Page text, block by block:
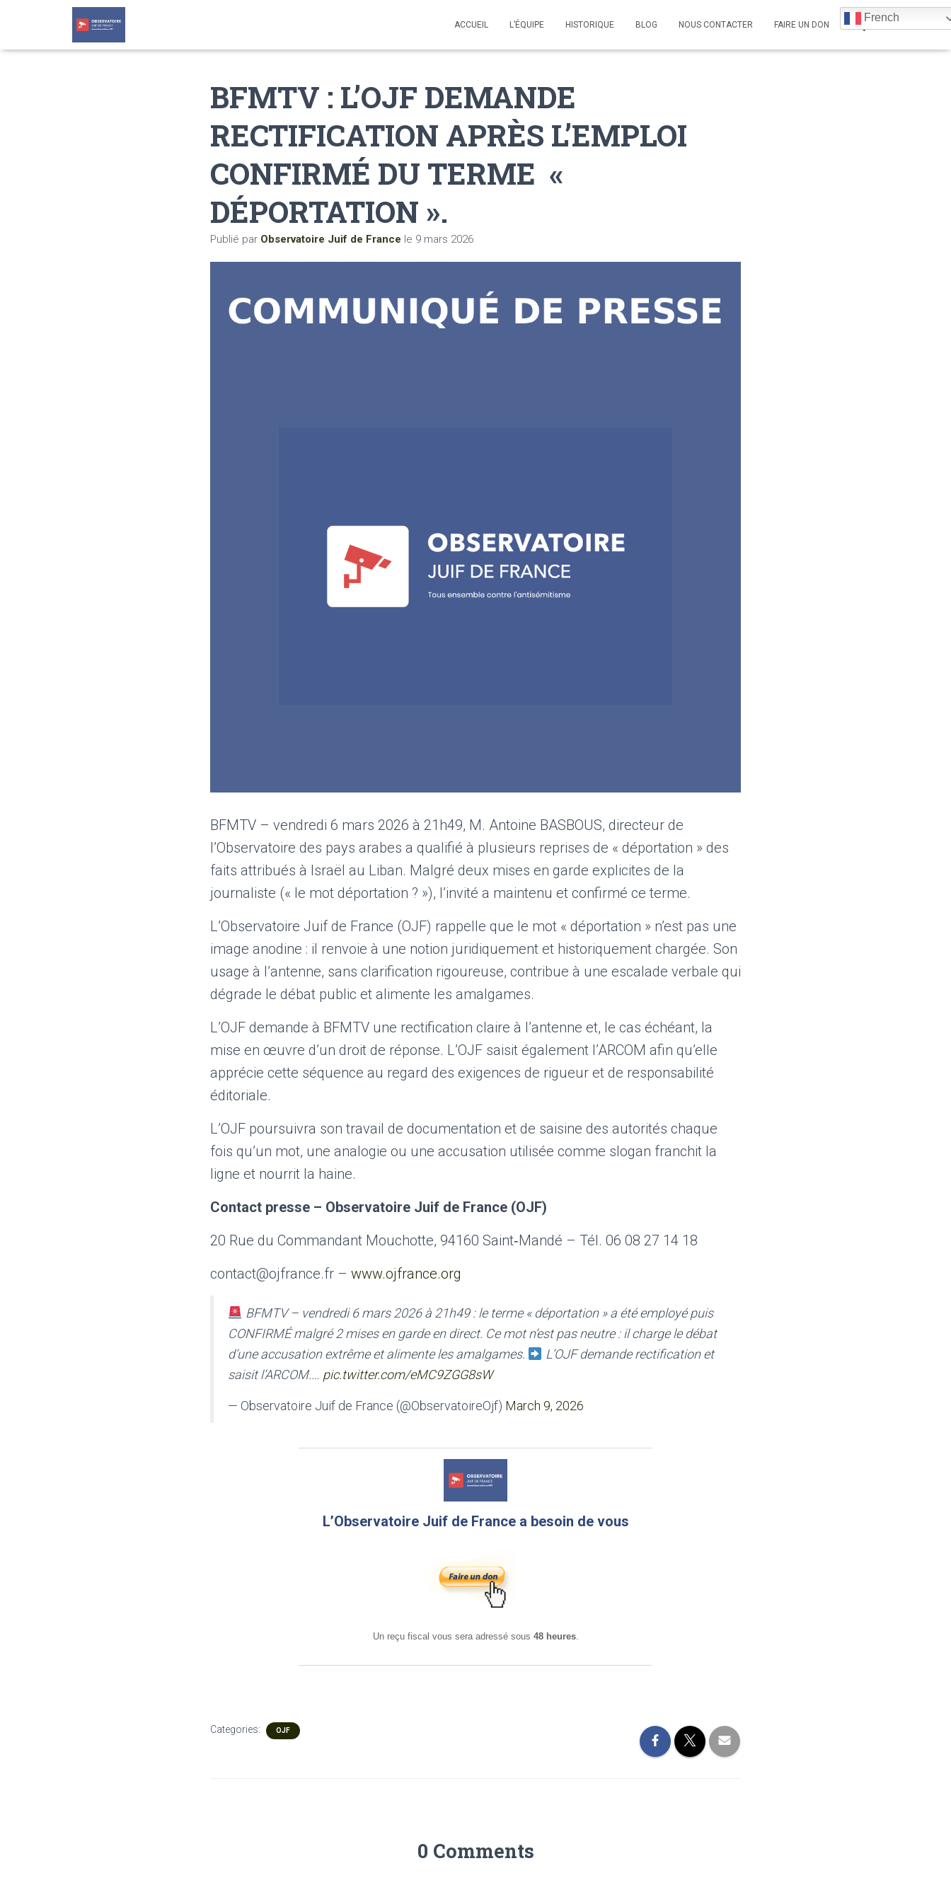
ACCUEIL L’ÉQUIPE HISTORIQUE BLOG NOUS CONTACTER FAIRE UN DON
French
BFMTV : L’OJF DEMANDE
RECTIFICATION APRÈS L’EMPLOI
CONFIRMÉ DU TERME «
DÉPORTATION ».
Publié par Observatoire Juif de France le 9 mars 2026
BFMTV – vendredi 6 mars 2026 à 21h49, M. Antoine BASBOUS, directeur de
l’Observatoire des pays arabes a qualifié à plusieurs reprises de « déportation » des
faits attribués à Israël au Liban. Malgré deux mises en garde explicites de la
journaliste (« le mot déportation ? »), l’invité a maintenu et confirmé ce terme.
L’Observatoire Juif de France (OJF) rappelle que le mot « déportation » n’est pas une
image anodine : il renvoie à une notion juridiquement et historiquement chargée. Son
usage à l’antenne, sans clarification rigoureuse, contribue à une escalade verbale qui
dégrade le débat public et alimente les amalgames.
L’OJF demande à BFMTV une rectification claire à l’antenne et, le cas échéant, la
mise en œuvre d’un droit de réponse. L’OJF saisit également l’ARCOM afin qu’elle
apprécie cette séquence au regard des exigences de rigueur et de responsabilité
éditoriale.
L’OJF poursuivra son travail de documentation et de saisine des autorités chaque
fois qu’un mot, une analogie ou une accusation utilisée comme slogan franchit la
ligne et nourrit la haine.
Contact presse – Observatoire Juif de France (OJF)
20 Rue du Commandant Mouchotte, 94160 Saint‑Mandé – Tél. 06 08 27 14 18
contact@ojfrance.fr – www.ojfrance.org
BFMTV – vendredi 6 mars 2026 à 21h49 : le terme « déportation » a été employé puis
CONFIRMÉ malgré 2 mises en garde en direct. Ce mot n’est pas neutre : il charge le débat
d’une accusation extrême et alimente les amalgames.
L’OJF demande rectification et
saisit l’ARCOM.… pic.twitter.com/eMC9ZGG8sW
— Observatoire Juif de France (@ObservatoireOjf) March 9, 2026
L’Observatoire Juif de France a besoin de vous
Un reçu fiscal vous sera adressé sous 48 heures.
Categories: OJF
0 Comments